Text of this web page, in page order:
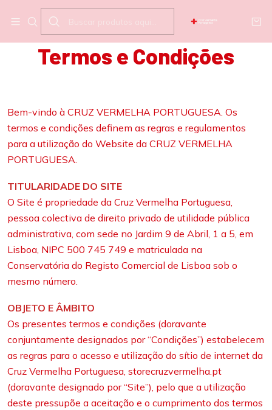
Termos e Condições
Bem-vindo à CRUZ VERMELHA PORTUGUESA. Os
termos e condições definem as regras e regulamentos
para a utilização do Website da CRUZ VERMELHA
PORTUGUESA.
TITULARIDADE DO SITE
O Site é propriedade da Cruz Vermelha Portuguesa,
pessoa colectiva de direito privado de utilidade pública
administrativa, com sede no Jardim 9 de Abril, 1 a 5, em
Lisboa, NIPC 500 745 749 e matriculada na
Conservatória do Registo Comercial de Lisboa sob o
mesmo número.
OBJETO E ÂMBITO
Os presentes termos e condições (doravante
conjuntamente designados por “Condições”) estabelecem
as regras para o acesso e utilização do sítio de internet da
Cruz Vermelha Portuguesa, storecruzvermelha.pt
(doravante designado por “Site”), pelo que a utilização
deste pressupõe a aceitação e o cumprimento dos termos